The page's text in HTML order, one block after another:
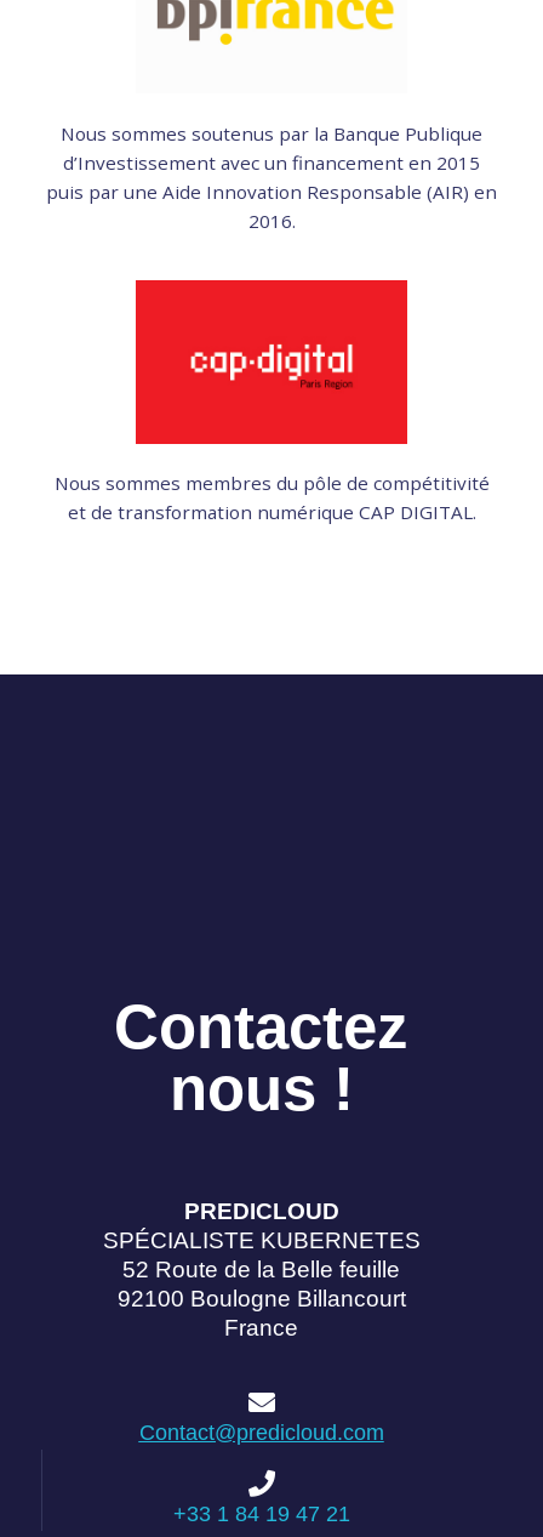
Nous sommes soutenus par la Banque Publique
d’Investissement avec un financement en 2015
puis par une Aide Innovation Responsable (AIR) en
2016.
Nous sommes membres du pôle de compétitivité
et de transformation numérique CAP DIGITAL.
Contactez
nous !
PREDICLOUD
SPÉCIALISTE KUBERNETES
52 Route de la Belle feuille
92100 Boulogne Billancourt
France
Contact@predicloud.com
+33 1 84 19 47 21